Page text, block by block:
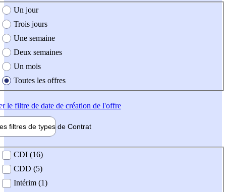
création de l'offre
Un jour
Trois jours
Une semaine
Deux semaines
Un mois
Toutes les offres
le filtre de date de création de l'offre
filtres de types de Contrat
contrat
CDI (16)
CDD (5)
Intérim (1)